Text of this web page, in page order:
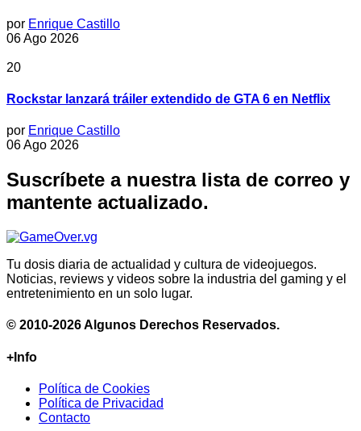
por Enrique Castillo
06 Ago 2026
20
Rockstar lanzará tráiler extendido de GTA 6 en Netflix
por Enrique Castillo
06 Ago 2026
Suscríbete a nuestra lista de correo y
mantente actualizado.
Tu dosis diaria de actualidad y cultura de videojuegos.
Noticias, reviews y videos sobre la industria del gaming y el
entretenimiento en un solo lugar.
© 2010-2026 Algunos Derechos Reservados.
+Info
Política de Cookies
Política de Privacidad
Contacto